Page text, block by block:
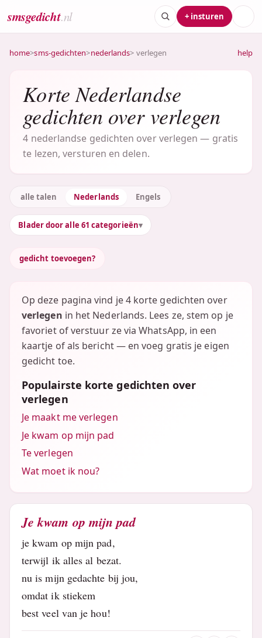
smsgedicht.nl + insturen
home>sms-gedichten>nederlands> verlegen help
Korte Nederlandse
gedichten over verlegen
4 nederlandse gedichten over verlegen — gratis
te lezen, versturen en delen.
alle talen Nederlands Engels
Blader door alle 61 categorieën
gedicht toevoegen?
Op deze pagina vind je 4 korte gedichten over
verlegen in het Nederlands. Lees ze, stem op je
favoriet of verstuur ze via WhatsApp, in een
kaartje of als bericht — en voeg gratis je eigen
gedicht toe.
Populairste korte gedichten over
verlegen
Je maakt me verlegen
Je kwam op mijn pad
Te verlegen
Wat moet ik nou?
Je kwam op mijn pad
terwijl ik alles al bezat.
nu is mijn gedachte bij jou,
omdat ik stiekem
best veel van je hou!